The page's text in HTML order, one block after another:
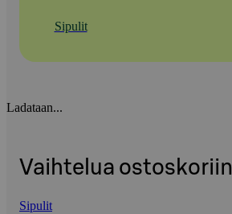
Sipulit
Ladataan...
Vaihtelua ostoskoriin
Sipulit